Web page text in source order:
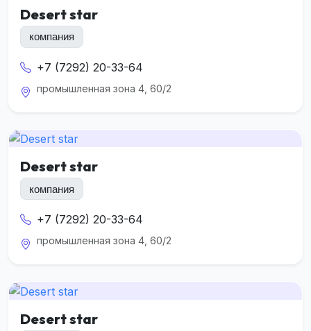
Desert star
компания
+7 (7292) 20-33-64
промышленная зона 4, 60/2
Desert star
компания
+7 (7292) 20-33-64
промышленная зона 4, 60/2
Desert star